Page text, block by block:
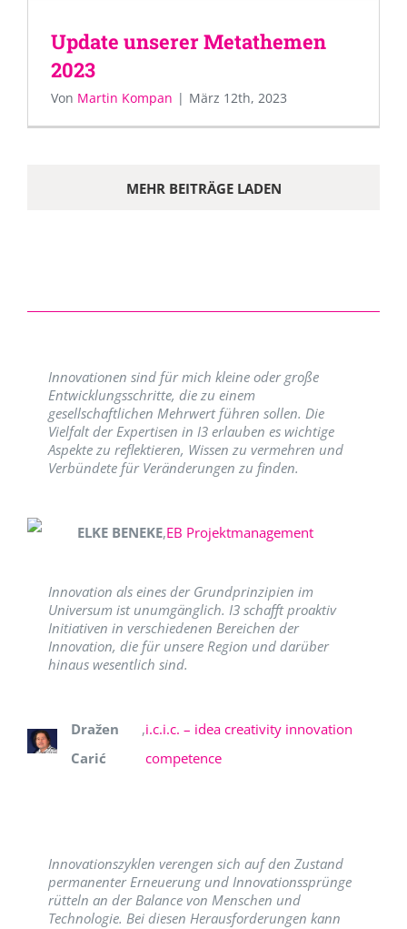
Update unserer Metathemen
2023
Von Martin Kompan | März 12th, 2023
MEHR BEITRÄGE LADEN
Innovationen sind für mich kleine oder große
Entwicklungsschritte, die zu einem
gesellschaftlichen Mehrwert führen sollen. Die
Vielfalt der Expertisen in I3 erlauben es wichtige
Aspekte zu reflektieren, Wissen zu vermehren und
Verbündete für Veränderungen zu finden.
ELKE BENEKE,EB Projektmanagement
Innovation als eines der Grundprinzipien im
Universum ist unumgänglich. I3 schafft proaktiv
Initiativen in verschiedenen Bereichen der
Innovation, die für unsere Region und darüber
hinaus wesentlich sind.
Dražen
Carić
,i.c.i.c. – idea creativity innovation
competence
Innovationszyklen verengen sich auf den Zustand
permanenter Erneuerung und Innovationssprünge
rütteln an der Balance von Menschen und
Technologie. Bei diesen Herausforderungen kann